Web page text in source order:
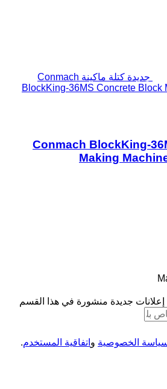
جديدة كتلة ماكينة Conmach
BlockKing-36MS Concrete Block
Conmach BlockKing-
Making
جديدة منشورة في هذا القسم
الخصوصية و اتفاقية المستخدم.